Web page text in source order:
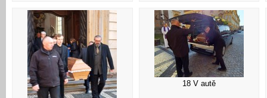
18 V autě